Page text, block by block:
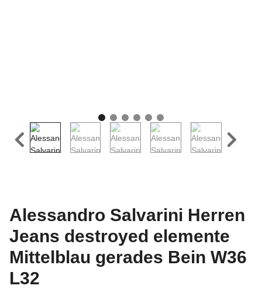
Alessandro Salvarini Herren
Jeans destroyed elemente
Mittelblau gerades Bein W36
L32